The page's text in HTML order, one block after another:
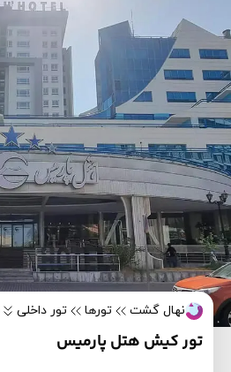
نهال گشت تورها تور داخلی
تور کیش هتل پارمیس